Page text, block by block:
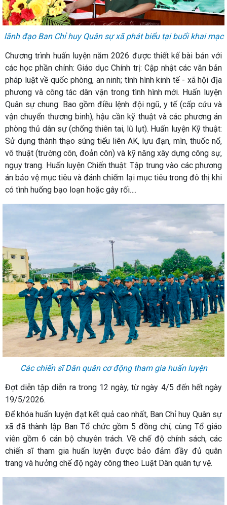
lãnh đạo Ban Chỉ huy Quân sự xã phát biểu tại buổi khai mạc
Chương trình huấn luyện năm 2026 được thiết kế bài bản với
các học phần chính: Giáo dục Chính trị: Cập nhật các văn bản
pháp luật về quốc phòng, an ninh; tình hình kinh tế - xã hội địa
phương và công tác dân vận trong tình hình mới. Huấn luyện
Quân sự chung: Bao gồm điều lệnh đội ngũ, y tế (cấp cứu và
vận chuyển thương binh), hậu cần kỹ thuật và các phương án
phòng thủ dân sự (chống thiên tai, lũ lụt). Huấn luyện Kỹ thuật:
Sử dụng thành thạo súng tiểu liên AK, lựu đạn, mìn, thuốc nổ,
võ thuật (trường côn, đoản côn) và kỹ năng xây dựng công sự,
ngụy trang. Huấn luyện Chiến thuật: Tập trung vào các phương
án bảo vệ mục tiêu và đánh chiếm lại mục tiêu trong đô thị khi
có tình huống bạo loạn hoặc gây rối….
Các chiến sĩ Dân quân cơ động tham gia huấn luyện
Đợt diễn tập diễn ra trong 12 ngày, từ ngày 4/5 đến hết ngày
19/5/2026.
Để khóa huấn luyện đạt kết quả cao nhất, Ban Chỉ huy Quân sự
xã đã thành lập Ban Tổ chức gồm 5 đồng chí, cùng Tổ giáo
viên gồm 6 cán bộ chuyên trách. Về chế độ chính sách, các
chiến sĩ tham gia huấn luyện được bảo đảm đầy đủ quân
trang và hưởng chế độ ngày công theo Luật Dân quân tự vệ.